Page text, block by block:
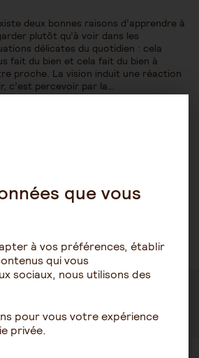
deux bonnes raisons d’apprendre à
plutôt qu’à voir dans les
délicates du quotidien : cela
fait du bien et cela fait du bien à
proche. La vision induit une réaction
c’est percevoir par la…
4
Le rôle de l'aidant
que vous
à vos préférences, établir
qui vous
sociaux, nous utilisons des
pour vous votre expérience
privée.